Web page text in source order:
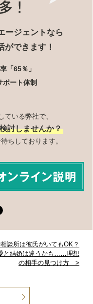
ージェントなら
ができます！
「65％」
ート体制
ている弊社で、
討しませんか？
ちしております。
談所は彼氏がいてもOK？
と結婚は違うかも……理想
の相手の見つけ方 >